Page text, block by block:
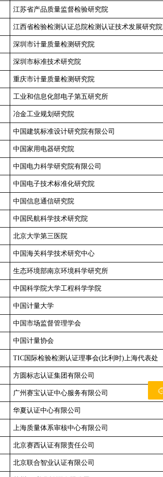
江苏省产品质量监督检验研究院
江西省检验检测认证总院检测认证技术发展研究院
深圳市计量质量检测研究院
深圳市标准技术研究院
重庆市计量质量检测研究院
工业和信息化部电子第五研究所
冶金工业规划研究院
中国建筑标准设计研究院有限公司
中国家用电器研究院
中国电力科学研究院有限公司
中国电子技术标准化研究院
中国信息通信研究院
中国民航科学技术研究院
北京大学第三医院
中国海关科学技术研究中心
生态环境部南京环境科学研究所
中国科学院大学工程科学学院
中国计量大学
中国市场监督管理学会
中国计量协会
TIC国际检验检测认证理事会(比利时)上海代表处
方圆标志认证集团有限公司
广州赛宝认证中心服务有限公司
华夏认证中心有限公司
上海质量体系审核中心有限公司
北京赛西认证有限责任公司
北京联合智业认证有限公司